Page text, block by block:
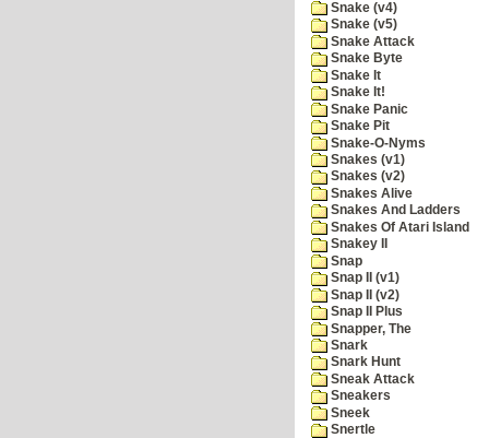
Snake (v4)
Snake (v5)
Snake Attack
Snake Byte
Snake It
Snake It!
Snake Panic
Snake Pit
Snake-O-Nyms
Snakes (v1)
Snakes (v2)
Snakes Alive
Snakes And Ladders
Snakes Of Atari Island
Snakey II
Snap
Snap II (v1)
Snap II (v2)
Snap II Plus
Snapper, The
Snark
Snark Hunt
Sneak Attack
Sneakers
Sneek
Snertle